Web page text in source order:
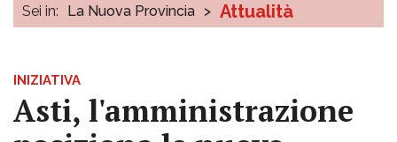
Sei in: La Nuova Provincia > Attualità
INIZIATIVA
Asti, l'amministrazione